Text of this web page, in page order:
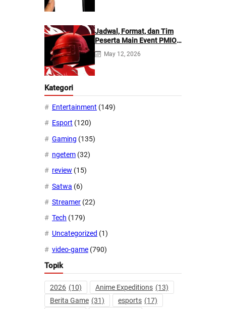
Jadwal, Format, dan Tim
Peserta Main Event PMIO
2026
May 12, 2026
Kategori
Entertainment (149)
Esport (120)
Gaming (135)
ngetem (32)
review (15)
Satwa (6)
Streamer (22)
Tech (179)
Uncategorized (1)
video-game (790)
Topik
2026 (10) Anime Expeditions (13)
Berita Game (31) esports (17)